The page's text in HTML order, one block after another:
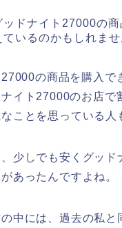
ドナイト27000の
いるのかもしれませ
の商品を購入で
イト27000のお店で
ことを思っている人
少しでも安くグッ
あったんですよね。
中には、過去の私